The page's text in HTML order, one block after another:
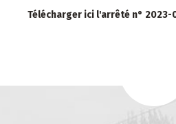
Télécharger ici l'arrêté n° 2023-